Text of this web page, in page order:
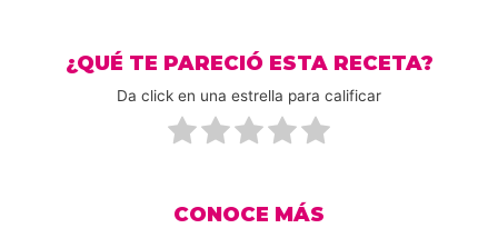
¿QUÉ TE PARECIÓ ESTA RECETA?
Da click en una estrella para calificar
CONOCE MÁS